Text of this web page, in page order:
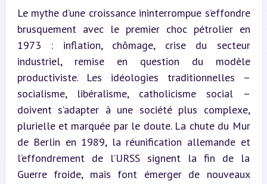
Le mythe d’une croissance ininterrompue s’effondre
brusquement avec le premier choc pétrolier en
1973 : inflation, chômage, crise du secteur
industriel, remise en question du modèle
productiviste. Les idéologies traditionnelles –
socialisme, libéralisme, catholicisme social –
doivent s’adapter à une société plus complexe,
plurielle et marquée par le doute. La chute du Mur
de Berlin en 1989, la réunification allemande et
l’effondrement de l’URSS signent la fin de la
Guerre froide, mais font émerger de nouveaux